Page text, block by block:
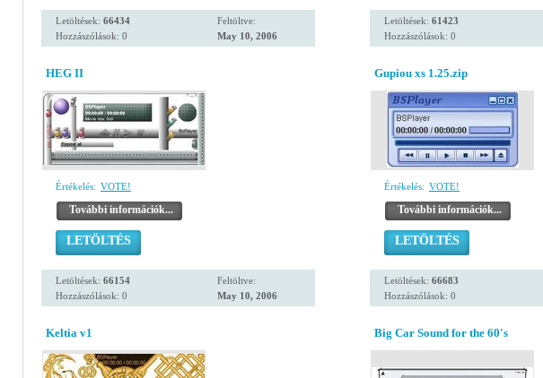
Letöltések: 66434
Hozzászólások: 0
Feltöltve:
May 10, 2006
Letöltések: 61423
Hozzászólások: 0
HEG II
Értékelés: VOTE!
További információk...
LETÖLTÉS
Letöltések: 66154
Hozzászólások: 0
Feltöltve:
May 10, 2006
Gupiou xs 1.25.zip
Értékelés: VOTE!
További információk...
LETÖLTÉS
Letöltések: 66683
Hozzászólások: 0
Keltia v1 Big Car Sound for the 60's